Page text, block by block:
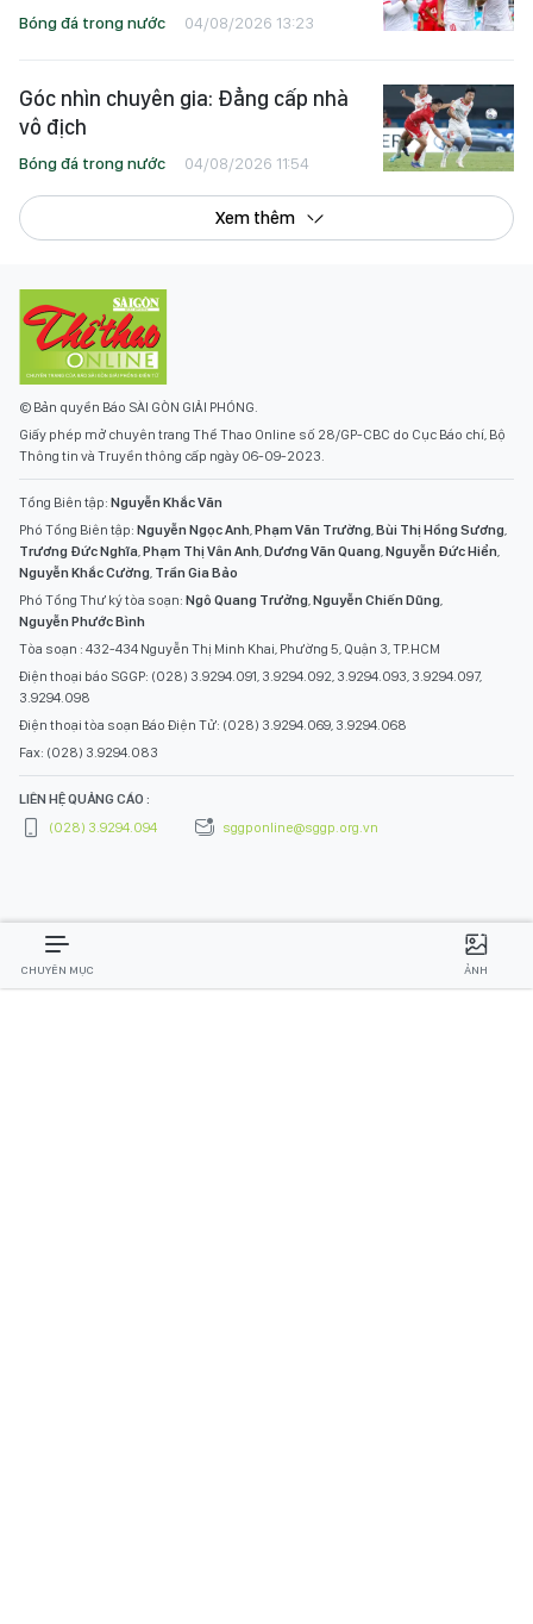
Bóng đá trong nước 04/08/2026 13:23
Góc nhìn chuyên gia: Đẳng cấp nhà
vô địch
Bóng đá trong nước 04/08/2026 11:54
Xem thêm
© Bản quyền Báo SÀI GÒN GIẢI PHÓNG.
Giấy phép mở chuyên trang Thể Thao Online số 28/GP-CBC do Cục Báo chí, Bộ
Thông tin và Truyền thông cấp ngày 06-09-2023.
Tổng Biên tập: Nguyễn Khắc Văn
Phó Tổng Biên tập: Nguyễn Ngọc Anh Phạm Văn Trường Bùi Thị Hồng Sương
Trương Đức Nghĩa Phạm Thị Vân Anh Dương Văn Quang Nguyễn Đức Hiển
Nguyễn Khắc Cường Trần Gia Bảo
Phó Tổng Thư ký tòa soạn: Ngô Quang Trưởng Nguyễn Chiến Dũng
Nguyễn Phước Bình
Tòa soạn : 432-434 Nguyễn Thị Minh Khai, Phường 5, Quận 3, TP.HCM
Điện thoại báo SGGP: (028) 3.9294.091, 3.9294.092, 3.9294.093, 3.9294.097,
3.9294.098
Điện thoại tòa soạn Báo Điện Tử: (028) 3.9294.069, 3.9294.068
Fax: (028) 3.9294.083
LIÊN HỆ QUẢNG CÁO :
(028) 3.9294.094
sggponline@sggp.org.vn
CHUYÊN MỤC ẢNH